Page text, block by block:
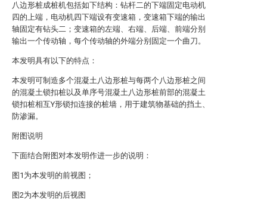
八边形桩成桩机包括如下结构：钻杆二的下端固定电动机
四的上端，电动机四下端设有变速箱，变速箱下端的输出
轴固定有钻头二；变速箱的左端、右端、后端、前端分别
输出一个传动轴，每个传动轴的外端分别固定一个曲刀。
本发明具有以下的特点：
本发明可制造多个混凝土八边形桩与每两个八边形桩之间
的混凝土锁扣桩以及单序号混凝土八边形桩前部的混凝土
锁扣桩相互Y形锁扣连接的桩墙，用于建筑物基础的挡土、
防渗漏。
附图说明
下面结合附图对本发明作进一步的说明：
图1为本发明的前视图；
图2为本发明的后视图